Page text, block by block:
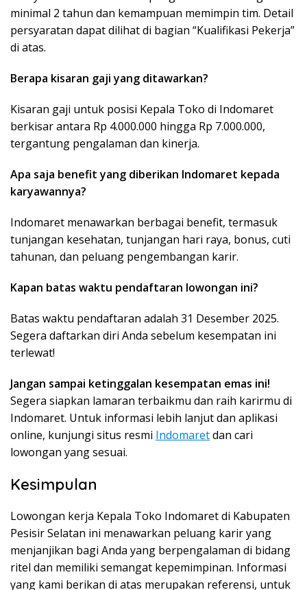
minimal 2 tahun dan kemampuan memimpin tim. Detail
persyaratan dapat dilihat di bagian “Kualifikasi Pekerja”
di atas.
Berapa kisaran gaji yang ditawarkan?
Kisaran gaji untuk posisi Kepala Toko di Indomaret
berkisar antara Rp 4.000.000 hingga Rp 7.000.000,
tergantung pengalaman dan kinerja.
Apa saja benefit yang diberikan Indomaret kepada
karyawannya?
Indomaret menawarkan berbagai benefit, termasuk
tunjangan kesehatan, tunjangan hari raya, bonus, cuti
tahunan, dan peluang pengembangan karir.
Kapan batas waktu pendaftaran lowongan ini?
Batas waktu pendaftaran adalah 31 Desember 2025.
Segera daftarkan diri Anda sebelum kesempatan ini
terlewat!
Jangan sampai ketinggalan kesempatan emas ini!
Segera siapkan lamaran terbaikmu dan raih karirmu di
Indomaret. Untuk informasi lebih lanjut dan aplikasi
online, kunjungi situs resmi Indomaretdan cari
lowongan yang sesuai.
Kesimpulan
Lowongan kerja Kepala Toko Indomaret di Kabupaten
Pesisir Selatan ini menawarkan peluang karir yang
menjanjikan bagi Anda yang berpengalaman di bidang
ritel dan memiliki semangat kepemimpinan. Informasi
yang kami berikan di atas merupakan referensi, untuk